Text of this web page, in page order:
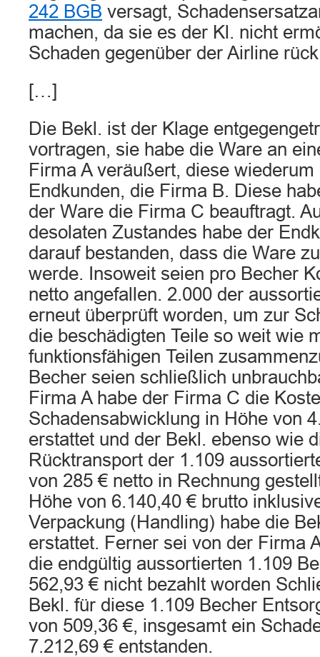
242 BGB versagt,
machen, da sie es der Kl. nicht
Schaden gegenüber der Airline
[…]
Die Bekl. ist der Klage
vortragen, sie habe die Ware an
Firma A veräußert, diese wiederum
Endkunden, die Firma B. Diese
der Ware die Firma C beauftragt.
desolaten Zustandes habe der
darauf bestanden, dass die Ware
werde. Insoweit seien pro Becher
netto angefallen. 2.000 der
erneut überprüft worden, um zur
die beschädigten Teile so weit wie
funktionsfähigen Teilen
Becher seien schließlich
Firma A habe der Firma C die
Schadensabwicklung in Höhe von
erstattet und der Bekl. ebenso wie
Rücktransport der 1.109
von 285 € netto in Rechnung
Höhe von 6.140,40 € brutto
Verpackung (Handling) habe die
erstattet. Ferner sei von der Firma
die endgültig aussortierten 1.109
562,93 € nicht bezahlt worden
Bekl. für diese 1.109 Becher
von 509,36 €, insgesamt ein
7.212,69 € entstanden.